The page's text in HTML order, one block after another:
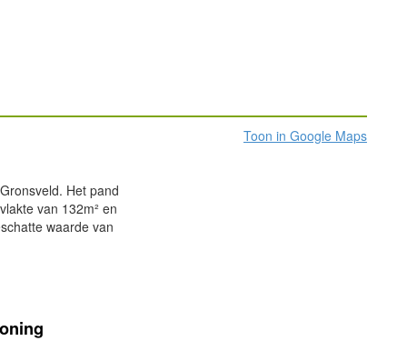
Het pand
van 132m² en
waarde van
Toon in Google Maps